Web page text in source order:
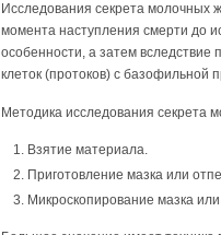
Исследования секрета молочных
момента наступления смерти до
особенности, а затем
клеток (протоков) с базофильной
Методика исследования секрета
Взятие материала.
Приготовление мазка или
Микроскопирование мазка